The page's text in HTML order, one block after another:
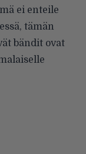
ei enteile
tämän
bändit ovat